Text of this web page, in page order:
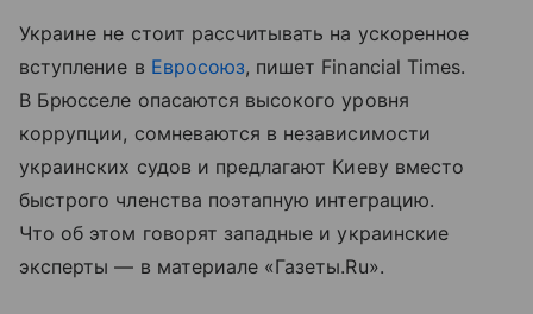
Украине не стоит рассчитывать на ускоренное
вступление в Евросоюз, пишет Financial Times.
В Брюсселе опасаются высокого уровня
коррупции, сомневаются в независимости
украинских судов и предлагают Киеву вместо
быстрого членства поэтапную интеграцию.
Что об этом говорят западные и украинские
эксперты — в материале «Газеты.Ru».